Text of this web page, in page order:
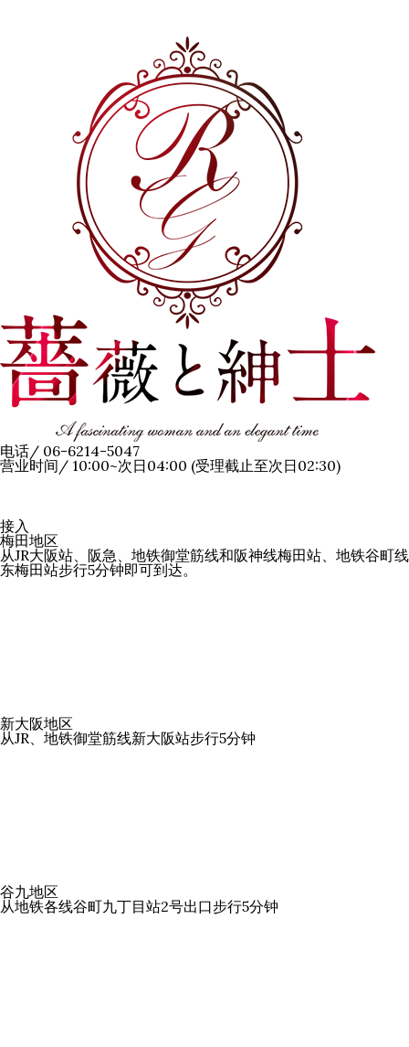
电话/ 06-6214-5047
营业时间/ 10:00~次日04:00 (受理截止至次日02:30)
接入
梅田地区
从JR大阪站、阪急、地铁御堂筋线和阪神线梅田站、地铁谷町线
东梅田站步行5分钟即可到达。
新大阪地区
从JR、地铁御堂筋线新大阪站步行5分钟
谷九地区
从地铁各线谷町九丁目站2号出口步行5分钟